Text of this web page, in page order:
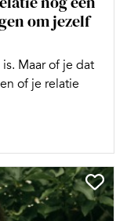
om jezelf
Maar of je dat
of je relatie